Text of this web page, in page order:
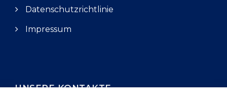
Datenschutzrichtlinie
Impressum
UNSERE KONTAKTE